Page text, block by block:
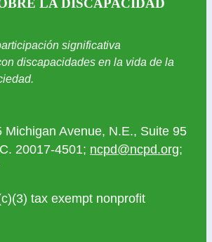
significativa
discapacidades en la vida de la
Michigan Avenue, N.E., Suite 95
20017-4501; ncpd@ncpd.org;
tax exempt nonprofit